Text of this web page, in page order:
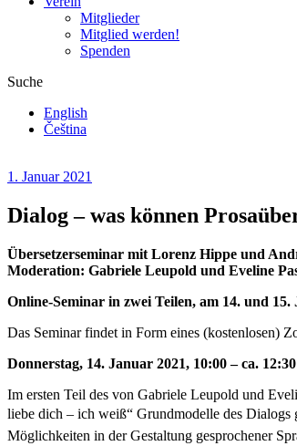
Mitglieder
Mitglied werden!
Spenden
Suche
English
Čeština
1. Januar 2021
Dialog – was können
Übersetzerseminar mit Lorenz Hippe und
Moderation: Gabriele Leupold und Eveline
Online-Seminar in zwei Teilen, am 14. und 15.
Das Seminar findet in Form eines (kostenlosen)
Donnerstag, 14. Januar 2021, 10:00 – ca.
Im ersten Teil des von Gabriele Leupold und
liebe dich – ich weiß“ Grundmodelle des
Möglichkeiten in der Gestaltung gesprochener